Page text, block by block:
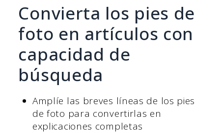
Convierta los pies de
foto en artículos con
capacidad de
búsqueda
Amplíe las breves líneas de los pies
de foto para convertirlas en
explicaciones completas